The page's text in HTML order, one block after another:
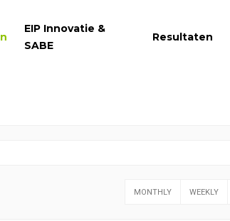
EIP Innovatie &
SABE
Resultaten
MONTHLY WEEKLY